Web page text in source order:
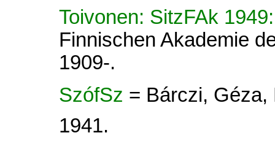
Toivonen: SitzFAk
Finnischen Akademie
1909-.
SzófSz = Bárczi, Géza,
1941.